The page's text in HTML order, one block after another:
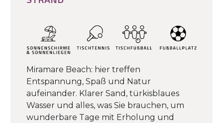
Miramare Beach: hier treffen
Entspannung, Spaß und Natur
aufeinander. Klarer Sand, türkisblaues
Wasser und alles, was Sie brauchen, um
wunderbare Tage mit Erholung und